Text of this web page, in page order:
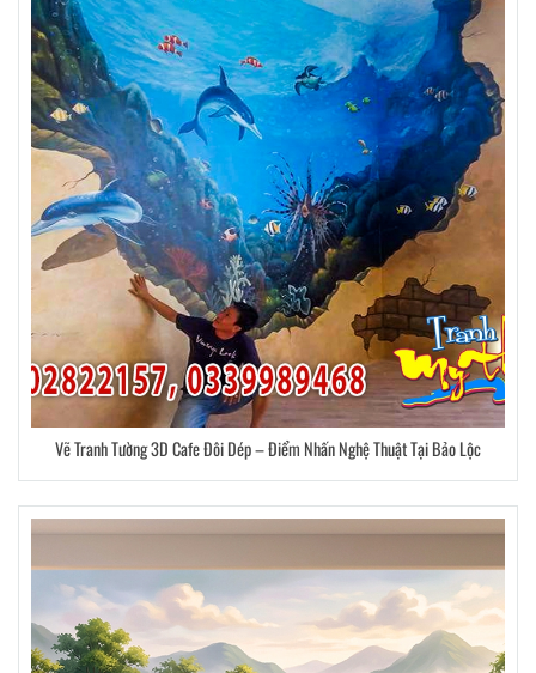
Vẽ Tranh Tường 3D Cafe Đôi Dép – Điểm Nhấn Nghệ Thuật Tại Bảo Lộc